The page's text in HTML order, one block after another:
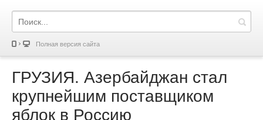
Полная версия сайта
ГРУЗИЯ. Азербайджан стал
крупнейшим поставщиком
яблок в Россию